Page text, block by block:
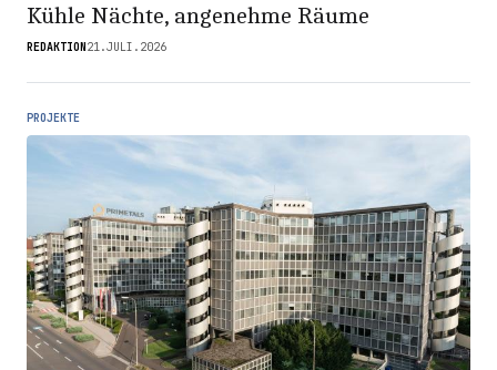
Kühle Nächte, angenehme Räume
REDAKTION 21.JULI.2026
PROJEKTE